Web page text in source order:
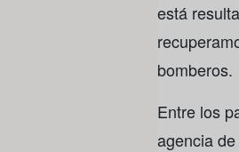
está
bomberos.
Entre los
agencia